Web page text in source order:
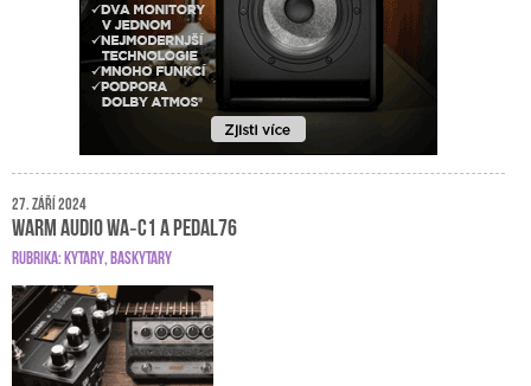
27. září 2024
Warm Audio WA‑C1 a Pedal76
RUBRIKA:KYTARY BASKYTARY